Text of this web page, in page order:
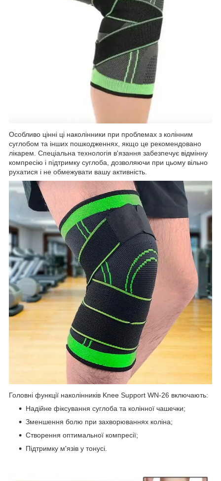
Особливо цінні ці наколінники при проблемах з колінним
суглобом та інших пошкодженнях, якщо це рекомендовано
лікарем. Спеціальна технологія в'язання забезпечує відмінну
компресію і підтримку суглоба, дозволяючи при цьому вільно
рухатися і не обмежувати вашу активність.
Головні функції наколінників Knee Support WN-26 включають:
Надійне фіксування суглоба та колінної чашечки;
Зменшення болю при захворюваннях коліна;
Створення оптимальної компресії;
Підтримку м'язів у тонусі.